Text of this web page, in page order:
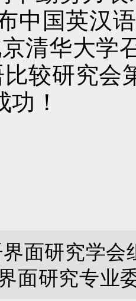
中国英汉
清华大学
较研究会
！
面研究学会
面研究专业